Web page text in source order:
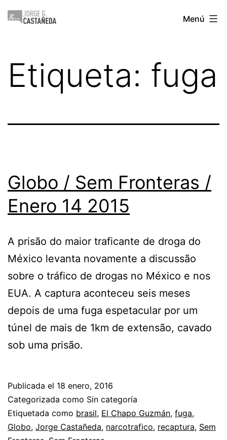
Saltar
Jorge
Menú
Etiqueta: fuga
Globo / Sem Fronteras /
Enero 14 2015
A prisão do maior traficante de droga do
México levanta novamente a discussão
sobre o tráfico de drogas no México e nos
EUA. A captura aconteceu seis meses
depois de uma fuga espetacular por um
túnel de mais de 1km de extensão, cavado
sob uma prisão.
Publicada el 18 enero, 2016
Categorizada como Sin categoría
Etiquetada como brasil, El Chapo Guzmán, fuga,
Globo, Jorge Castañeda, narcotrafico, recaptura, Sem